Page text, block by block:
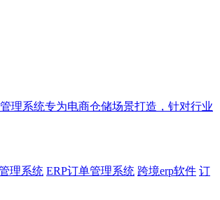
理系统专为电商仓储场景打造，针对行业
理系统 ERP订单管理系统 跨境erp软件 订